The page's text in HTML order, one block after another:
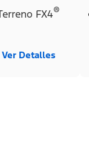
FX4®
Ver Detalles